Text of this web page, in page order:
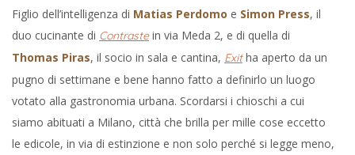
Figlio dell’intelligenza di Matias Perdomo e Simon Press, il
duo cucinante di Contrastein via Meda 2, e di quella di
Thomas Piras, il socio in sala e cantina, Exitha aperto da un
pugno di settimane e bene hanno fatto a definirlo un luogo
votato alla gastronomia urbana. Scordarsi i chioschi a cui
siamo abituati a Milano, città che brilla per mille cose eccetto
le edicole, in via di estinzione e non solo perché si legge meno,